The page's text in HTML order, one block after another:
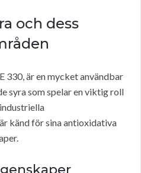
och dess
330, är en mycket användbar
syra som spelar en viktig roll
känd för sina antioxidativa